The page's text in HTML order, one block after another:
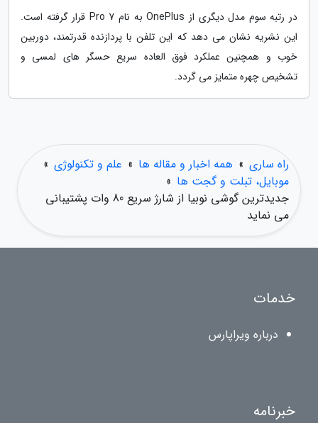
در رتبه سوم مدل دیگری از OnePlus به نام 7 Pro قرار گرفته است.
این نشریه نشان می دهد که این تلفن با پردازنده قدرتمند، دوربین
خوب و همچنین عملکرد فوق العاده سریع حسگر های لمسی و
تشخیص چهره متمایز می گردد.
راه ساری » همه اخبار و مقاله ها » علم و تکنولوژی »
موبایل، تبلت و گجت ها »
جدیدترین گوشی نوبیا از شارژ سریع 80 وات پشتیبانی
می نماید
خدمات
درباره ویراپارس
خبرنامه